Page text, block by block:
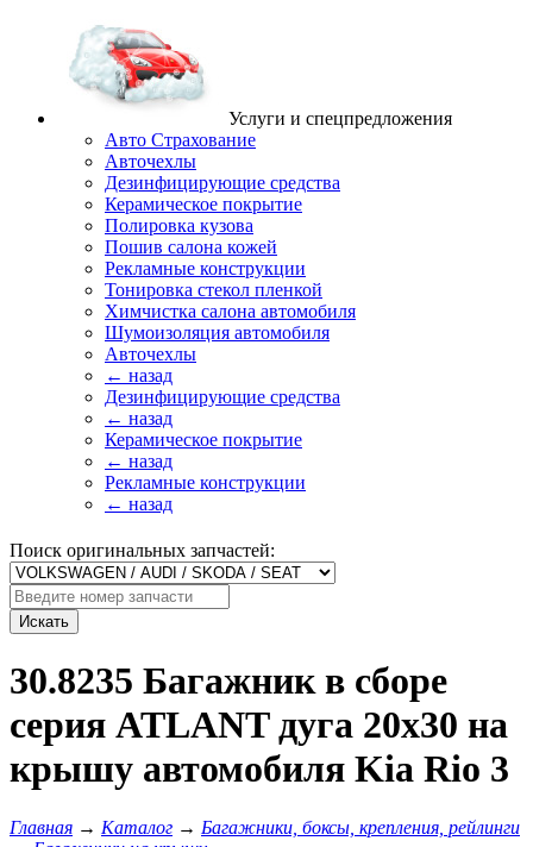
Услуги и спецпредложения
Авто Страхование
Авточехлы
Дезинфицирующие средства
Керамическое покрытие
Полировка кузова
Пошив салона кожей
Рекламные конструкции
Тонировка стекол пленкой
Химчистка салона автомобиля
Шумоизоляция автомобиля
Авточехлы
← назад
Дезинфицирующие средства
← назад
Керамическое покрытие
← назад
Рекламные конструкции
← назад
Поиск оригинальных запчастей:
Искать
30.8235 Багажник в сборе
серия ATLANT дуга 20х30 на
крышу автомобиля Kia Rio 3
Главная → Каталог → Багажники, боксы, крепления, рейлинги